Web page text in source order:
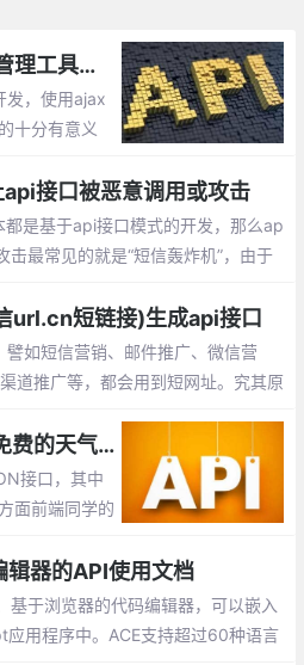
适合写api接口文档的管理工具有哪些？
发，使用ajax
十分有意义
，apiz
接口被恶意调用或攻击
是基于api接口模式的开发，那么ap
击最常见的就是“短信轰炸机”，由于
了呗恶意攻击的对象，那么如何才
url.cn短链接)生成api接口
如短信营销、邮件推广、微信营
道推广等，都会用到短网址。究其原
避关键词，防止域名被拦截
JSON API免费接口_ 免费的天气预报、地图、IP、手机信息查询、翻译、新闻等api接口
接口，其中
面前端同学的
询、翻译、新
器的API使用文档
基于浏览器的代码编辑器，可以嵌入
用程序中。ACE支持超过60种语言